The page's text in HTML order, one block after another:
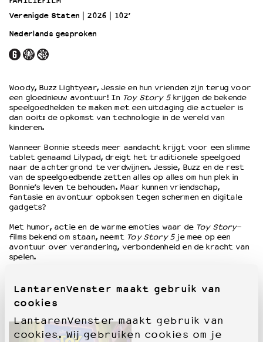
LantarenVenster maakt gebruik van
cookies
LantarenVenster maakt gebruik van
cookies. Wij gebruiken cookies om je
OVER LANTARENVENSTER
Werken bij
Word vriend
Historie
Partners
Huisregels
Privacyverklaring
Integriteits- en gedragscode
Duurzaamheid
Culturele boycot Israël
Ruimte voor artistieke vrijheid – VNPF
Verenigde Staten
2026
102’
Nederlands gesproken
Woody, Buzz Lightyear, Jessie en hun vrienden zijn terug voor
een gloednieuw avontuur! In Toy Story 5krijgen de bekende
speelgoedhelden te maken met een uitdaging die actueler is
dan ooit: de opkomst van technologie in de wereld van
kinderen.
Wanneer Bonnie steeds meer aandacht krijgt voor een slimme
tablet genaamd Lilypad, dreigt het traditionele speelgoed
naar de achtergrond te verdwijnen. Jessie, Buzz en de rest
van de speelgoedbende zetten alles op alles om hun plek in
Bonnie’s leven te behouden. Maar kunnen vriendschap,
fantasie en avontuur opboksen tegen schermen en digitale
gadgets?
Met humor, actie en de warme emoties waar de Toy Story-
films bekend om staan, neemt Toy Story 5je mee op een
avontuur over verandering, verbondenheid en de kracht van
spelen.